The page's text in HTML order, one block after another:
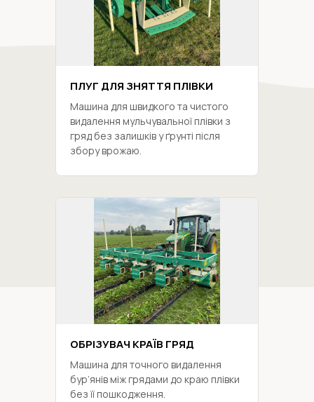
ПЛУГ ДЛЯ ЗНЯТТЯ ПЛІВКИ
Машина для швидкого та чистого
видалення мульчувальної плівки з
гряд без залишків у ґрунті після
збору врожаю.
ОБРІЗУВАЧ КРАЇВ ГРЯД
Машина для точного видалення
бур’янів між грядами до краю плівки
без її пошкодження.